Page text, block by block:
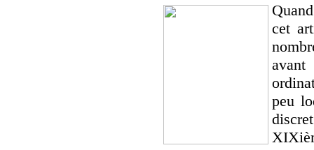
cet
peu